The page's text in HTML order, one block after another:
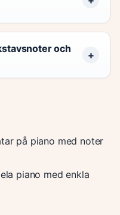
och
på piano med noter
piano med enkla